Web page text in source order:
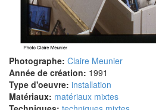
Photographe: Claire Meunier
Année de création: 1991
Type d'oeuvre: installation
Matériaux: matériaux mixtes